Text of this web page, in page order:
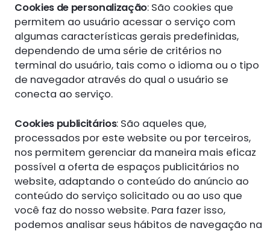
Cookies de personalização: São cookies que
permitem ao usuário acessar o serviço com
algumas características gerais predefinidas,
dependendo de uma série de critérios no
terminal do usuário, tais como o idioma ou o tipo
de navegador através do qual o usuário se
conecta ao serviço.
Cookies publicitários: São aqueles que,
processados por este website ou por terceiros,
nos permitem gerenciar da maneira mais eficaz
possível a oferta de espaços publicitários no
website, adaptando o conteúdo do anúncio ao
conteúdo do serviço solicitado ou ao uso que
você faz do nosso website. Para fazer isso,
podemos analisar seus hábitos de navegação na